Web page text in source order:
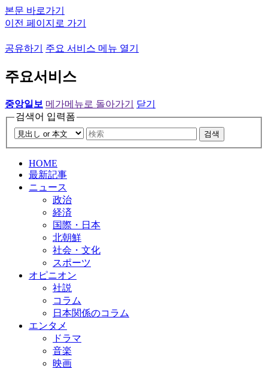
본문 바로가기
이전 페이지로 가기
공유하기 주요 서비스 메뉴 열기
주요서비스
중앙일보 메가메뉴로 돌아가기
닫기
검색어 입력폼
검색
HOME
最新記事
ニュース
政治
経済
国際・日本
北朝鮮
社会・文化
スポーツ
オピニオン
社説
コラム
日本関係のコラム
エンタメ
ドラマ
音楽
映画